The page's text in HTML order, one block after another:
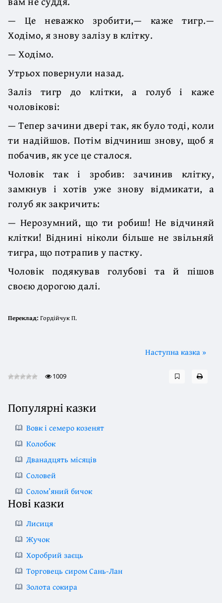
— Це неважко зробити,— каже тигр.—
Ходімо, я знову залізу в клітку.
— Ходімо.
Утрьох повернули назад.
Заліз тигр до клітки, а голуб і каже
чоловікові:
— Тепер зачини двері так, як було тоді, коли
ти надійшов. Потім відчиниш знову, щоб я
побачив, як усе це сталося.
Чоловік так і зробив: зачинив клітку,
замкнув і хотів уже знову відмикати, а
голуб як закричить:
— Нерозумний, що ти робиш! Не відчиняй
клітки! Віднині ніколи більше не звільняй
тигра, що потрапив у пастку.
Чоловік подякував голубові та й пішов
своєю дорогою далі.
Переклад: Гордійчук П.
Наступна казка »
1009
Популярні казки
Вовк і семеро козенят
Колобок
Дванадцять місяців
Соловей
Солом’яний бичок
Нові казки
Лисиця
Жучок
Хоробрий заєць
Торговець сиром Сань-Лан
Золота сокира